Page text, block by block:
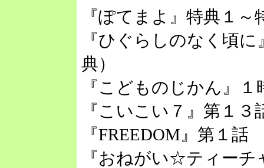
『ぽてまよ』特典１～
『ひぐらしのなく頃
典）
『こどものじかん』１
『こいこい７』第１３
『FREEDOM』第１話
『おねがい☆ティーチ